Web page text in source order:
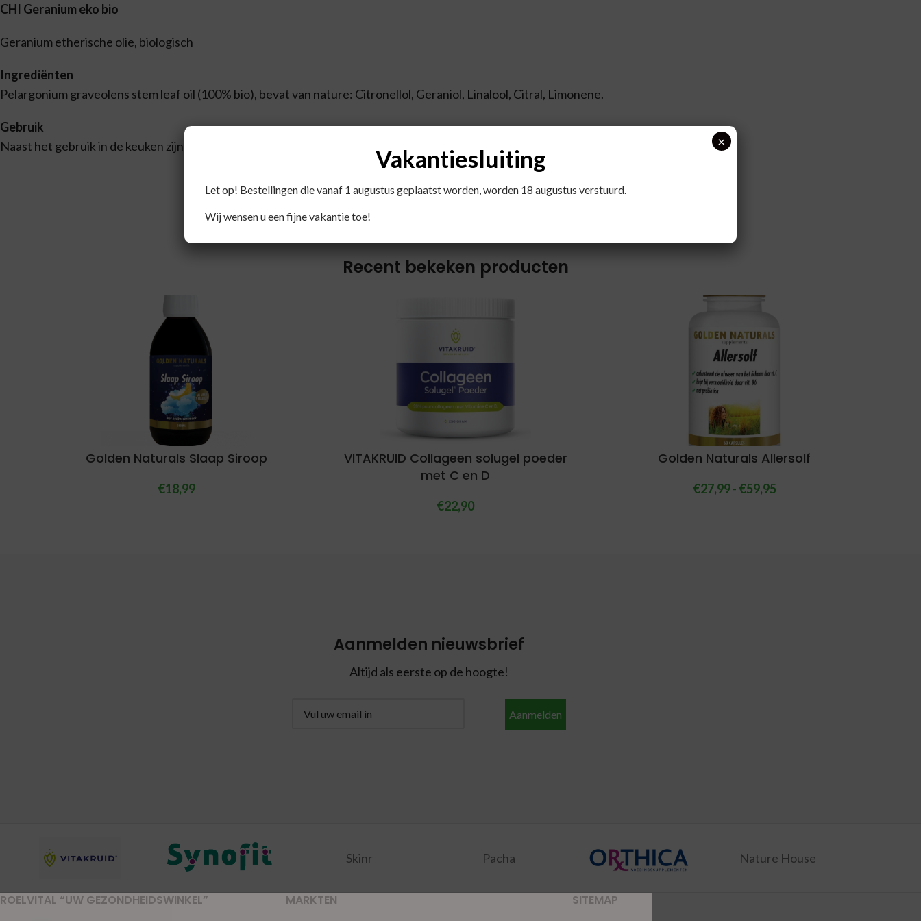
CHI Geranium eko bio
Geranium etherische olie, biologisch
Ingrediënten
Pelargonium graveolens stem leaf oil (100% bio), bevat van nature: Citronellol, Geraniol, Linalool, Citral, Limonene.
Gebruik
Naast het gebruik in de keuken zijn de oliën ook geschikt om toe te passen in de huidverzorging of bij verdamping.
Recent bekeken producten
Golden Naturals Slaap Siroop
€18,99
VITAKRUID Collageen solugel poeder
met C en D
€22,90
Golden Naturals Allersolf
€27,99- €59,95
Aanmelden nieuwsbrief
Altijd als eerste op de hoogte!
Aanmelden
Skinr Pacha Nature House
ROELVITAL “UW GEZONDHEIDSWINKEL” MARKTEN SITEMAP
Vakantiesluiting
Let op! Bestellingen die vanaf 1 augustus geplaatst worden, worden 18 augustus verstuurd.
Wij wensen u een fijne vakantie toe!
×